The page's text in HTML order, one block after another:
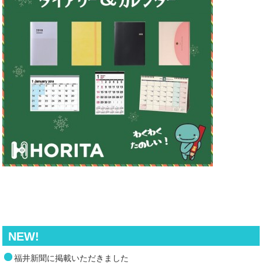
NEW!
福井新聞に掲載いただきました